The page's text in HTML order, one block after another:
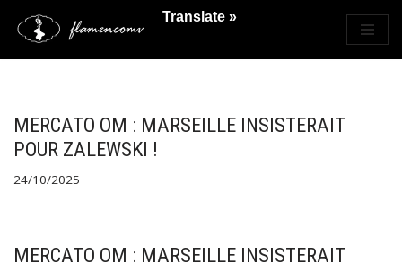
Saltar
MERCATO OM : MARSEILLE INSISTERAIT
POUR ZALEWSKI !
24/10/2025
MERCATO OM : MARSEILLE INSISTERAIT
Translate »